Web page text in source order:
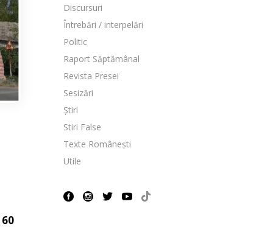
Discursuri
Întrebări / interpelări
Politic
Raport Săptămânal
Revista Presei
Sesizări
Știri
Stiri False
Texte Românești
Utile